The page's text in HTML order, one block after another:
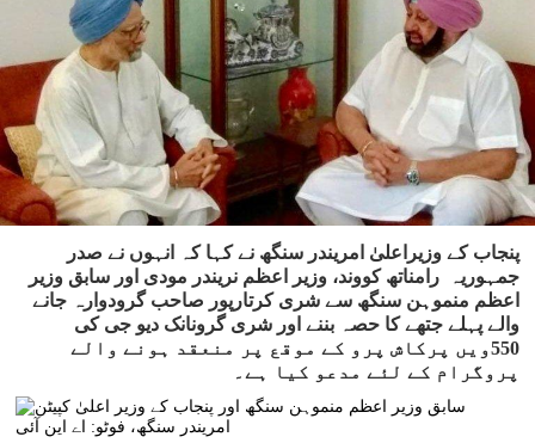
پنجاب کے وزیراعلیٰ امریندر سنگھ نے کہا کہ انہوں نے صدر
جمہوریہ رامناتھ کووند، وزیر اعظم نریندر مودی اور سابق وزیر
اعظم منموہن سنگھ سے شری کرتارپور صاحب گرودوارہ جانے
والے پہلے جتھے کا حصہ بننے اور شری گرونانک دیو جی کی
550ویں پرکاش پرو کے موقع پر منعقد ہونے والے
پروگرام کے لئے مدعو کیا ہے۔